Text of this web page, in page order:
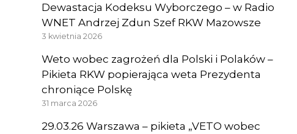
Dewastacja Kodeksu Wyborczego – w Radio
WNET Andrzej Zdun Szef RKW Mazowsze
3 kwietnia 2026
Weto wobec zagrożeń dla Polski i Polaków –
Pikieta RKW popierająca weta Prezydenta
chroniące Polskę
31 marca 2026
29.03.26 Warszawa – pikieta „VETO wobec